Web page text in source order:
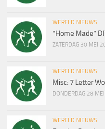
WERELD NIEUWS
“Home Made”
ZATERDAG 30 MEI
WERELD NIEUWS
Misc: 7 Letter
DONDERDAG 28
WERELD NIEUWS